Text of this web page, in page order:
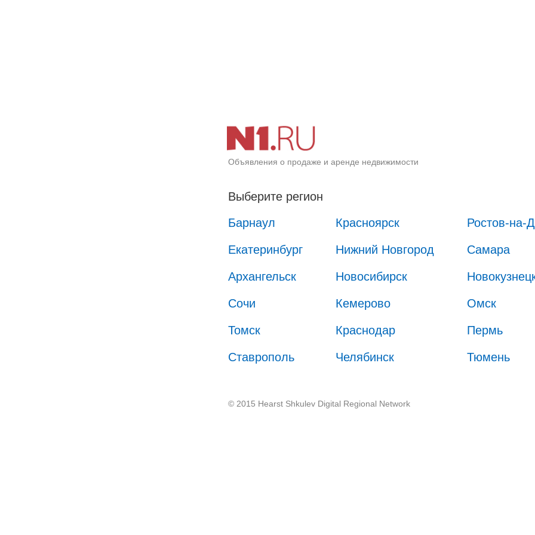
Объявления о продаже и аренде недвижимости
Выберите регион
Барнаул
Красноярск Ростов-на-
Екатеринбург Нижний Новгород Самара
Архангельск Новосибирск
Сочи Кемерово Омск
Томск Краснодар Пермь
Ставрополь Челябинск Тюмень
© 2015 Hearst Shkulev Digital Regional Network